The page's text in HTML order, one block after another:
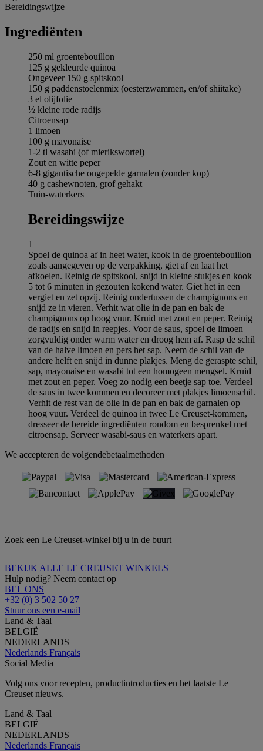
Bereidingswijze
Ingrediёnten
250 ml groentebouillon
125 g gekleurde quinoa
Ongeveer 150 g spitskool
150 g paddenstoelenmix (oesterzwammen, en/of shiitake)
3 el olijfolie
½ kleine rode radijs
Citroensap
1 limoen
100 g mayonaise
1-2 tl wasabi (of mierikswortel)
Zout en witte peper
6-8 gigantische ongepelde garnalen (zonder kop)
40 g cashewnoten, grof gehakt
Tuin-waterkers
Bereidingswijze
1
Spoel de quinoa af in heet water, kook in de groentebouillon
zoals aangegeven op de verpakking, giet af en laat het
afkoelen. Reinig de spitskool, snijd in kleine stukjes en kook
5 tot 6 minuten in gezouten kokend water. Giet het in een
vergiet en zet opzij. Reinig ondertussen de champignons en
snijd ze in vieren. Verhit wat olie in de pan en bak de
champignons op hoog vuur. Kruid met zout en peper. Reinig
de radijs en snijd in reepjes. Voor de saus, spoel de limoen
zorgvuldig onder warm water en droog hem af. Rasp de schil
van de halve limoen en pers het sap. Neem de schil van de
andere helft en snijd in dunne plakjes. Meng de geraspte schil,
sap, mayonaise en wasabi tot een homogeen mengsel. Kruid
met zout en peper. Voeg zo nodig een beetje sap toe. Verdeel
de saus in twee kommen en decoreer met plakjes limoenschil.
Verhit de rest van de olie in de pan en bak de garnalen op
hoog vuur. Verdeel de quinoa in twee Le Creuset-kommen,
dresseer de bereide ingrediënten rondom en besprenkel met
citroensap. Serveer wasabi-saus en waterkers apart.
We accepteren de volgendebetaalmethoden
Zoek een Le Creuset-winkel bij u in de buurt
BEKIJK ALLE LE CREUSET WINKELS
Hulp nodig? Neem contact op
BEL ONS
+32 (0) 3 502 50 27
Stuur ons een e-mail
Land & Taal
BELGIË
NEDERLANDS
Nederlands Français
Social Media
Volg ons voor recepten, productintroducties en het laatste Le
Creuset nieuws.
Land & Taal
BELGIË
NEDERLANDS
Nederlands Français